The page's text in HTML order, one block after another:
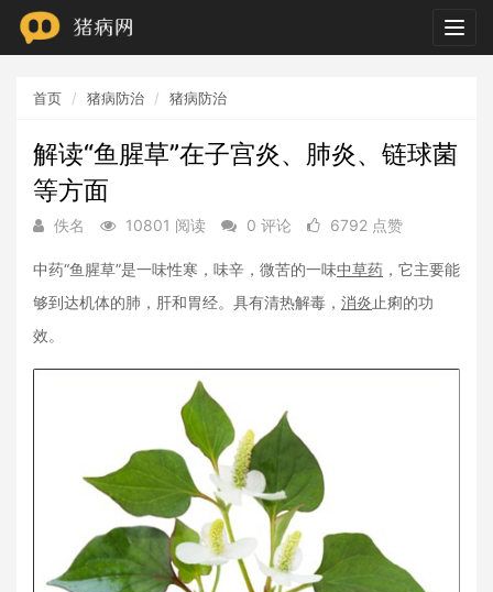
首页 猪病防治 猪病防治
解读“鱼腥草”在子宫炎、肺炎、链球菌
等方面
佚名 10801 阅读 0 评论 6792 点赞
中药“鱼腥草”是一味性寒，味辛，微苦的一味中草药 ，它主要能
够到达机体的肺，肝和胃经。具有清热解毒， 消炎 止痢的功
效。